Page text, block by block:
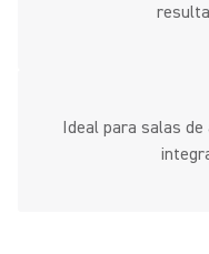
Ideal para salas